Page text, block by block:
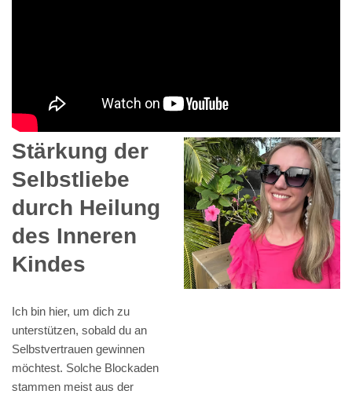
Stärkung der
Selbstliebe
durch Heilung
des Inneren
Kindes
Ich bin hier, um dich zu
unterstützen, sobald du an
Selbstvertrauen gewinnen
möchtest. Solche Blockaden
stammen meist aus der